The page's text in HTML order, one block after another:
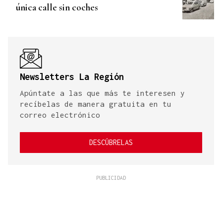
única calle sin coches
Newsletters La Región
Apúntate a las que más te interesen y
recíbelas de manera gratuita en tu
correo electrónico
DESCÚBRELAS